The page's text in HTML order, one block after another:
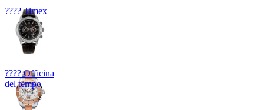
???? Timex
???? Officina
del tempo